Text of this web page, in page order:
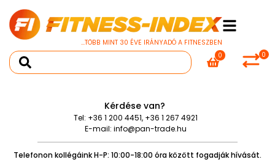
...TÖBB MINT 30 ÉVE IRÁNYADÓ A FITNESZBEN
0
0
Kérdése van?
Tel: +36 1 200 4451, +36 1 267 4921
E-mail: info@pan-trade.hu
Telefonon kollégáink H-P: 10:00-18:00 óra között fogadják hívását.